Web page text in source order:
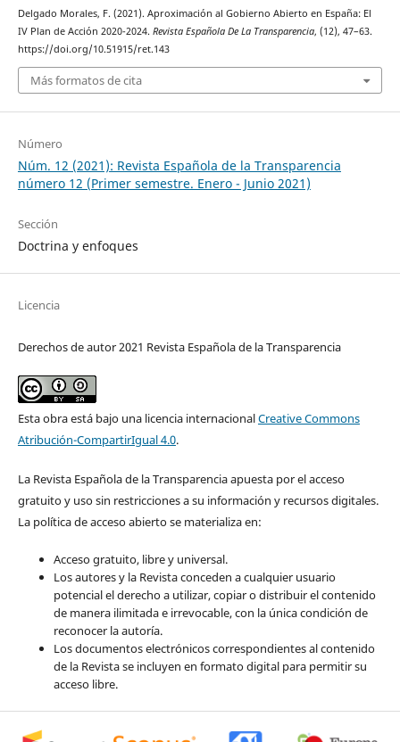
Delgado Morales, F. (2021). Aproximación al Gobierno Abierto en España: El
IV Plan de Acción 2020-2024. Revista Española De La Transparencia, (12), 47–63.
https://doi.org/10.51915/ret.143
Más formatos de cita
Número
Núm. 12 (2021): Revista Española de la Transparencia
número 12 (Primer semestre. Enero - Junio 2021)
Sección
Doctrina y enfoques
Licencia
Derechos de autor 2021 Revista Española de la Transparencia
Esta obra está bajo una licencia internacionalCreative Commons
Atribución-CompartirIgual 4.0.
La Revista Española de la Transparencia apuesta por el acceso
gratuito y uso sin restricciones a su información y recursos digitales.
La política de acceso abierto se materializa en:
Acceso gratuito, libre y universal.
Los autores y la Revista conceden a cualquier usuario
potencial el derecho a utilizar, copiar o distribuir el contenido
de manera ilimitada e irrevocable, con la única condición de
reconocer la autoría.
Los documentos electrónicos correspondientes al contenido
de la Revista se incluyen en formato digital para permitir su
acceso libre.